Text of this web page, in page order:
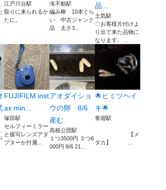
江戸川台駅
取りに来られるか
たに。
滝不動駅
編み棒 10本ぐら
い 中古ジャンク
品 太さ3...
品...
土気駅
◇お客様片付けよ
り出て来た品物に
なります。 ...
FUJIFILM inst
ax min...
塚田駅
セルフィーミラー
と接写レンズアダ
プターが付属...
アオダイショ
ウの卵 8/6
産む
高根公団駅
１つ3500円 ２つ6
000円 8/6 21...
🌟ヒミツヘイ
キ🌟
青堀駅
【メ
ダカ】 ...